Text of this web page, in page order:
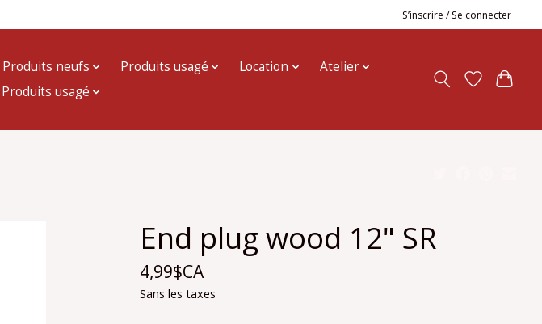
S’inscrire / Se connecter
Produits neufs Produits usagé Location
Atelier
Produits usagé
End plug wood 12" SR
4,99$CA
Sans les taxes